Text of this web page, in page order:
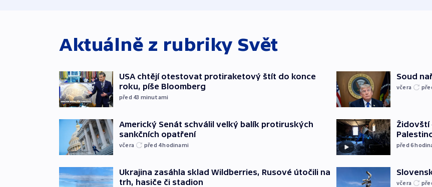
Aktuálně z rubriky Svět
USA chtějí otestovat protiraketový štít do konce
roku, píše Bloomberg
před 43 minutami
Americký Senát schválil velký balík protiruských
sankčních opatření
včera před 4hodinami
Ukrajina zasáhla sklad Wildberries, Rusové útočili na
trh, hasiče či stadion
Soud
včera
Židovští
před 6
včera